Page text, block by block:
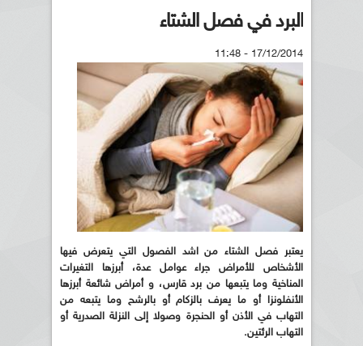
البرد في فصل الشتاء
17/12/2014 - 11:48
يعتبر فصل الشتاء من اشد الفصول التي يتعرض فيها
الأشخاص للأمراض جراء عوامل عدة، أبرزها التغيرات
المناخية وما يتبعها من برد قارس، و أمراض شائعة أبرزها
الأنفلونزا أو ما يعرف بالزكام أو بالرشح وما يتبعه من
التهاب في الأذن أو الحنجرة وصولا إلى النزلة الصدرية أو
التهاب الرئتين.